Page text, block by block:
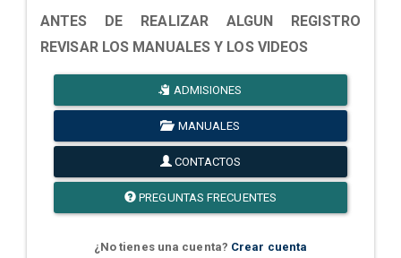
ANTES DE REALIZAR ALGUN REGISTRO
REVISAR LOS MANUALES Y LOS VIDEOS
ADMISIONES
MANUALES
CONTACTOS
PREGUNTAS FRECUENTES
¿No tienes una cuenta? Crear cuenta